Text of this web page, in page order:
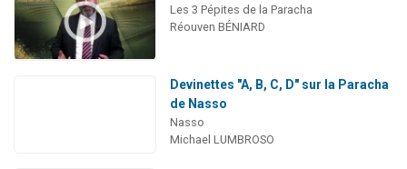
Les 3 Pépites de la Paracha
Réouven BÉNIARD
Devinettes "A, B, C, D" sur la Paracha
de Nasso
Nasso
Michael LUMBROSO